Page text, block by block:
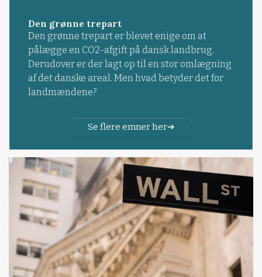
Den grønne trepart
Den grønne trepart er blevet enige om at
pålægge en CO2-afgift på dansk landbrug.
Derudover er der lagt op til en stor omlægning
af det danske areal. Men hvad betyder det for
landmændene?
Se flere emner her